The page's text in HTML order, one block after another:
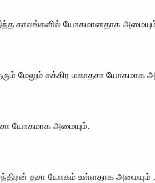
இந்த காலங்களில் யோகமானதாக
மேலும் சுக்கிர மகாதசா யோகமாக
தசா யோகமாக அமையும்.
சந்திரன் தசா யோகம் உள்ளதாக அமையும் .